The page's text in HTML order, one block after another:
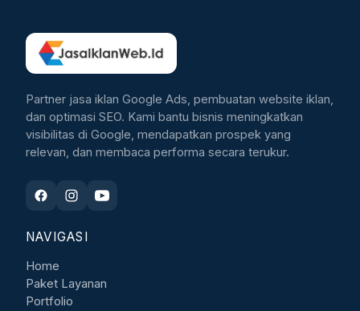
Partner jasa iklan Google Ads, pembuatan website iklan,
dan optimasi SEO. Kami bantu bisnis meningkatkan
visibilitas di Google, mendapatkan prospek yang
relevan, dan membaca performa secara terukur.
NAVIGASI
Home
Paket Layanan
Portfolio